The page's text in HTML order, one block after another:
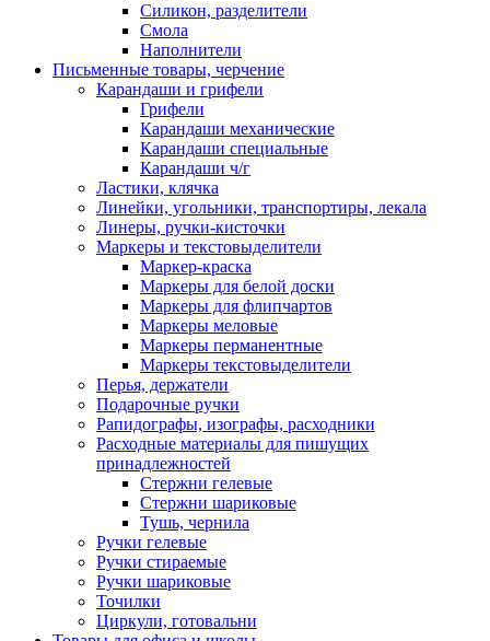
Силикон, разделители
Смола
Наполнители
Письменные товары, черчение
Карандаши и грифели
Грифели
Карандаши механические
Карандаши специальные
Карандаши ч/г
Ластики, клячка
Линейки, угольники, транспортиры, лекала
Линеры, ручки-кисточки
Маркеры и текстовыделители
Маркер-краска
Маркеры для белой доски
Маркеры для флипчартов
Маркеры меловые
Маркеры перманентные
Маркеры текстовыделители
Перья, держатели
Подарочные ручки
Рапидографы, изографы, расходники
Расходные материалы для пишущих
принадлежностей
Стержни гелевые
Стержни шариковые
Тушь, чернила
Ручки гелевые
Ручки стираемые
Ручки шариковые
Точилки
Циркули, готовальни